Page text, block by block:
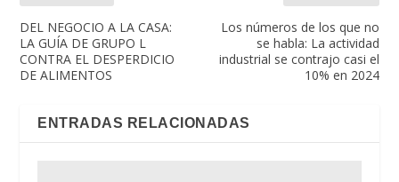
DEL NEGOCIO A LA CASA:
LA GUÍA DE GRUPO L
CONTRA EL DESPERDICIO
DE ALIMENTOS
Los números de los que no
se habla: La actividad
industrial se contrajo casi el
10% en 2024
ENTRADAS RELACIONADAS